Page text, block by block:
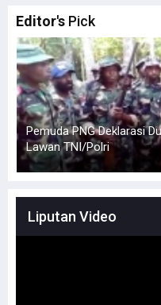
Editor's Pick
Simak Opini Senator
Tanah Papua
Liputan Video